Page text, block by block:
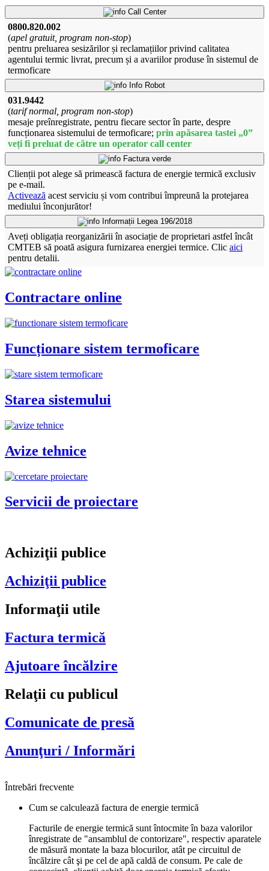
Call Center
0800.820.002
(apel gratuit, program non-stop)
pentru preluarea sesizărilor și reclamațiilor privind calitatea
agentului termic livrat, precum și a avariilor produse în sistemul de
termoficare
Info Robot
031.9442
(tarif normal, program non-stop)
mesaje preînregistrate, pentru fiecare sector în parte, despre
funcționarea sistemului de termoficare; prin apăsarea tastei „0”
veți fi preluat de către un operator call center
Factura verde
Clienții pot alege să primească factura de energie termică exclusiv
pe e-mail.
Activează acest serviciu și vom contribui împreună la protejarea
mediului înconjurător!
Informații Legea 196/2018
Aveți obligația reorganizării în asociație de proprietari astfel încât
CMTEB să poată asigura furnizarea energiei termice. Clic aici
pentru detalii.
Contractare online
Funcționare sistem termoficare
Starea sistemului
Avize tehnice
Servicii de proiectare
Achiziţii publice
Achiziţii publice
Informaţii utile
Factura termică
Ajutoare încălzire
Relaţii cu publicul
Comunicate de presă
Anunţuri / Informări
Întrebări frecvente
Cum se calculează factura de energie termică
Facturile de energie termică sunt întocmite în baza valorilor
înregistrate de "ansamblul de contorizare", respectiv aparatele
de măsură montate la baza blocurilor, atât pe circuitul de
încălzire cât şi pe cel de apă caldă de consum. Pe cale de